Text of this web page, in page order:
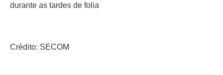
durante as tardes de folia
Crédito: SECOM